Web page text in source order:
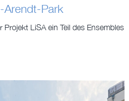
Arendt-Park
LiSA ein Teil des Ensembles